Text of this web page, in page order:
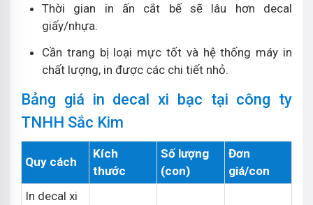
Thời gian in ấn cắt bế sẽ lâu hơn decal
giấy/nhựa.
Cần trang bị loại mực tốt và hệ thống máy in
chất lượng, in được các chi tiết nhỏ.
Bảng giá in decal xi bạc tại công ty
TNHH Sắc Kim
Quy cách
Kích
thước
Số lượng
(con)
Đơn
giá/con
In decal xi